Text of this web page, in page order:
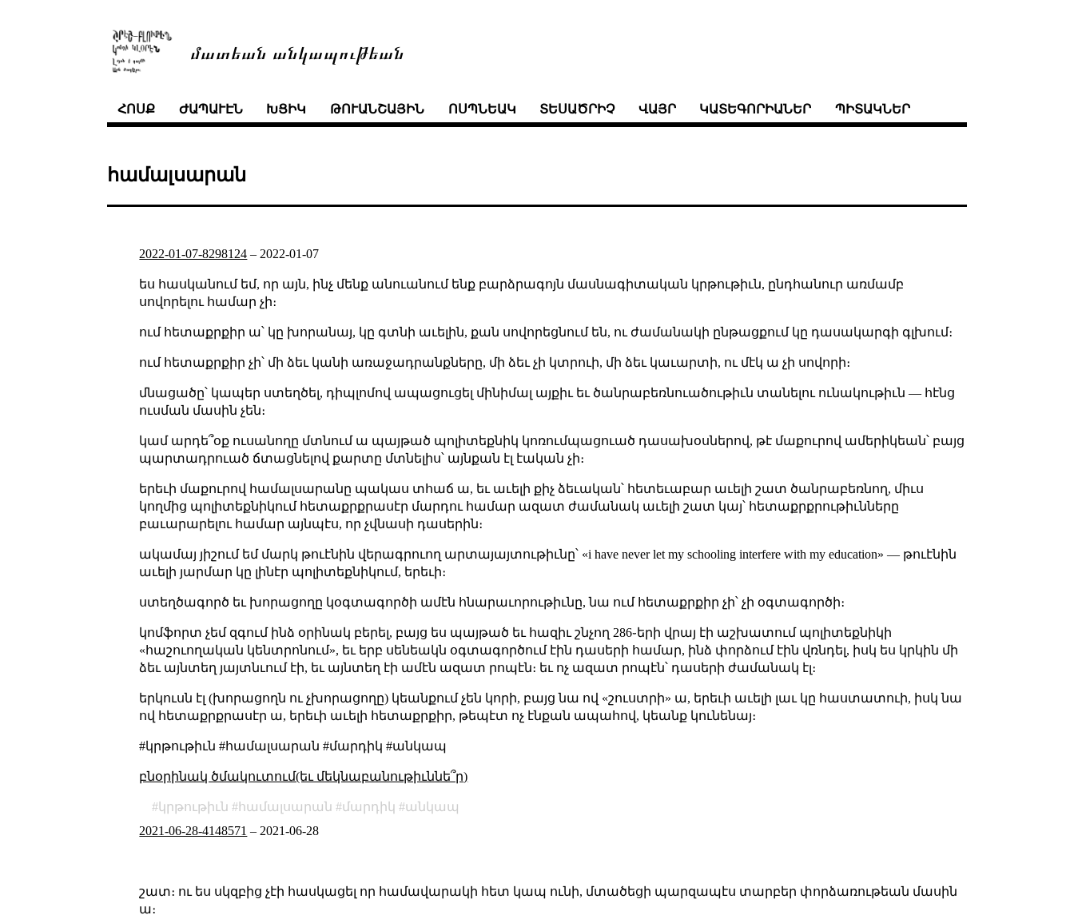
մատեան անկապութեան
ՀՈՍՔ ԺԱՊԱՒԷՆ ԽՑԻԿ ԹՈՒԱՆՇԱՅԻՆ ՈՍՊՆԵԱԿ ՏԵՍԱԾՐԻՉ ՎԱՅՐ ԿԱՏԵԳՈՐԻԱՆԵՐ ՊԻՏԱԿՆԵՐ
համալսարան
2022-01-07-8298124 – 2022-01-07
ես հասկանում եմ, որ այն, ինչ մենք անուանում ենք բարձրագոյն մասնագիտական կրթութիւն, ընդհանուր առմամբ
սովորելու համար չի։
ում հետաքրքիր ա՝ կը խորանայ, կը գտնի աւելին, քան սովորեցնում են, ու ժամանակի ընթացքում կը դասակարգի գլխում։
ում հետաքրքիր չի՝ մի ձեւ կանի առաջադրանքները, մի ձեւ չի կտրուի, մի ձեւ կաւարտի, ու մէկ ա չի սովորի։
մնացածը՝ կապեր ստեղծել, դիպլոմով ապացուցել մինիմալ այքիւ եւ ծանրաբեռնուածութիւն տանելու ունակութիւն — հէնց
ուսման մասին չեն։
կամ արդե՞օք ուսանողը մտնում ա պայթած պոլիտեքնիկ կոռումպացուած դասախօսներով, թէ մաքուրով ամերիկեան՝ բայց
պարտադրուած ճտացնելով քարտը մտնելիս՝ այնքան էլ էական չի։
երեւի մաքուրով համալսարանը պակաս տհաճ ա, եւ աւելի քիչ ձեւական՝ հետեւաբար աւելի շատ ծանրաբեռնող, միւս
կողմից պոլիտեքնիկում հետաքրքրասէր մարդու համար ազատ ժամանակ աւելի շատ կայ՝ հետաքրքրութիւնները
բաւարարելու համար այնպէս, որ չվնասի դասերին։
ակամայ յիշում եմ մարկ թուէնին վերագրուող արտայայտութիւնը՝ «i have never let my schooling interfere with my education» — թուէնին
աւելի յարմար կը լինէր պոլիտեքնիկում, երեւի։
ստեղծագործ եւ խորացողը կօգտագործի ամէն հնարաւորութիւնը, նա ում հետաքրքիր չի՝ չի օգտագործի։
կոմֆորտ չեմ զգում ինձ օրինակ բերել, բայց ես պայթած եւ հազիւ շնչող 286֊երի վրայ էի աշխատում պոլիտեքնիկի
«հաշուողական կենտրոնում», եւ երբ սենեակն օգտագործում էին դասերի համար, ինձ փորձում էին վռնդել, իսկ ես կրկին մի
ձեւ այնտեղ յայտնւում էի, եւ այնտեղ էի ամէն ազատ րոպէն։ եւ ոչ ազատ րոպէն՝ դասերի ժամանակ էլ։
երկուսն էլ (խորացողն ու չխորացողը) կեանքում չեն կորի, բայց նա ով «շուստրի» ա, երեւի աւելի լաւ կը հաստատուի, իսկ նա
ով հետաքրքրասէր ա, երեւի աւելի հետաքրքիր, թեպէտ ոչ էնքան ապահով, կեանք կունենայ։
#կրթութիւն #համալսարան #մարդիկ #անկապ
բնօրինակ ծմակուտում(եւ մեկնաբանութիւննե՞ր)
կրթութիւն համալսարան մարդիկ
անկապ
2021-06-28-4148571 – 2021-06-28
շատ։ ու ես սկզբից չէի հասկացել որ համավարակի հետ կապ ունի, մտածեցի պարզապէս տարբեր փորձառութեան մասին
ա։